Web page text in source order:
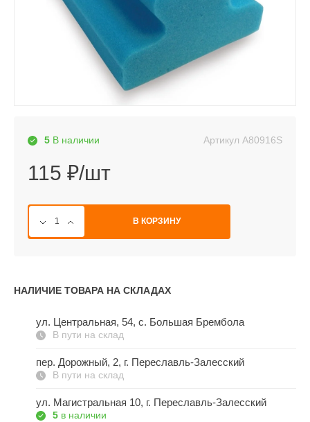
5 В наличии Артикул A80916S
115 ₽/шт
В КОРЗИНУ
НАЛИЧИЕ ТОВАРА НА СКЛАДАХ
ул. Центральная, 54, c. Большая Брембола
В пути на склад
пер. Дорожный, 2, г. Переславль-Залесский
В пути на склад
ул. Магистральная 10, г. Переславль-Залесский
5 в наличии